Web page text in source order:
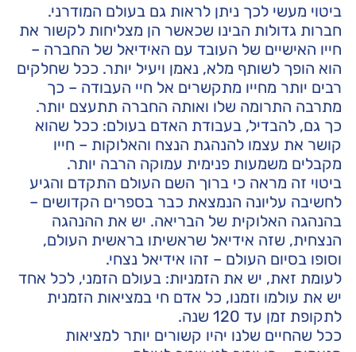
ביטוי מעשי לכך ניתן לראות גם בעולם המודרני.
חברות גדולות הבינו שכאשר הן מצליחות לקשור את
חייו האישיים של העובד עם האידיאל של החברה –
הוא הופך לשותף מלא, נאמן ויעיל יותר. ככל שחלקים
רבים יותר מחייו מתקשרים אל חיי העבודה – כך
מתרבה התרומה שלו ואותה החברה תתעצם יותר.
כך גם, להבדיל, בעבודת האדם בעולם: ככל שהוא
קושר את עצמו להנהגת הנצח והאלוקות – חייו
מקבלים משמעות פנימית עמוקה הרבה יותר.
ביטוי זה מראה כי ברוך השם העולם התקדם והגיע
לחשיבה עליונה הנמצאת כבר בספרים הקדושים –
בהנהגה האלוקית של הבריאה. יש את ההנהגה
הנצחית, שזה אידיאל שראשיתו בראשית העולם,
וסופו בסיום העולם – זהו אידיאל נצחי.
לעומת זאת, יש את הזמניות: בעולם הזמני, לכל אחד
יש את עולמו וזמנו, כל אדם חי במציאות הזמנית
לתקופת זמן עד 120 שנה.
ככל שהחיים שלנו יהיו קשורים יותר למציאות